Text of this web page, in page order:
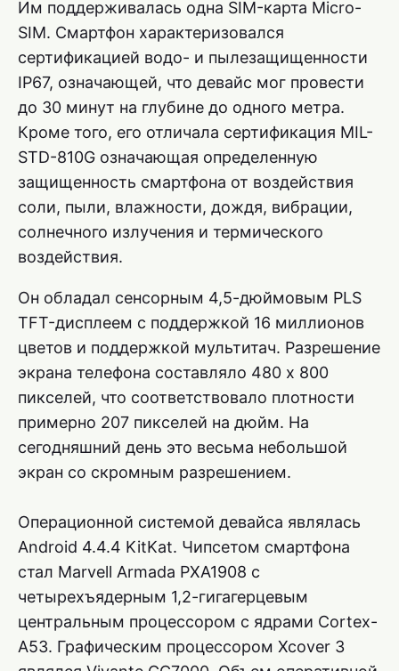
Им поддерживалась одна SIM-карта Micro-
SIM. Смартфон характеризовался
сертификацией водо- и пылезащищенности
IP67, означающей, что девайс мог провести
до 30 минут на глубине до одного метра.
Кроме того, его отличала сертификация MIL-
STD-810G означающая определенную
защищенность смартфона от воздействия
соли, пыли, влажности, дождя, вибрации,
солнечного излучения и термического
воздействия.
Он обладал сенсорным 4,5-дюймовым PLS
TFT-дисплеем с поддержкой 16 миллионов
цветов и поддержкой мультитач. Разрешение
экрана телефона составляло 480 х 800
пикселей, что соответствовало плотности
примерно 207 пикселей на дюйм. На
сегодняшний день это весьма небольшой
экран со скромным разрешением.
Операционной системой девайса являлась
Android 4.4.4 KitKat. Чипсетом смартфона
стал Marvell Armada PXA1908 с
четырехъядерным 1,2-гигагерцевым
центральным процессором с ядрами Cortex-
A53. Графическим процессором Xcover 3